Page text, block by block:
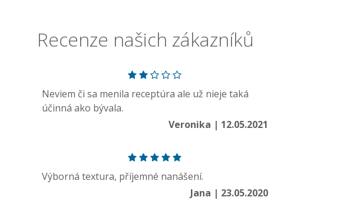
Recenze našich zákazníků
Neviem či sa menila receptúra ale už nieje taká
účinná ako bývala.
Veronika | 12.05.2021
Výborná textura, příjemné nanášení.
Jana | 23.05.2020